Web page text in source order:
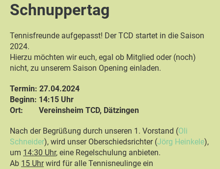
Schnuppertag
Tennisfreunde aufgepasst! Der TCD startet in die Saison
2024.
Hierzu möchten wir euch, egal ob Mitglied oder (noch)
nicht, zu unserem Saison Opening einladen.
Termin: 27.04.2024
Beginn: 14:15 Uhr
Ort: Vereinsheim TCD, Dätzingen
Nach der Begrüßung durch unseren 1. Vorstand (Oli
Schneider), wird unser Oberschiedsrichter (Jörg Heinkele),
um 14:30 Uhr, eine Regelschulung anbieten.
Ab 15 Uhrwird für alle Tennisneulinge ein